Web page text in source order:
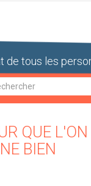
de tous les
QUE L'ON
BIEN